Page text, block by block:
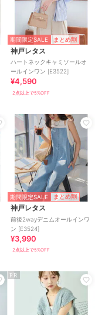
期間限定SALE まとめ割
神戸レタス
ハートネックキャミソールオ
ールインワン [E3522]
¥4,590
2点以上で5%OFF
期間限定SALE まとめ割
神戸レタス
前後2wayデニムオールインワ
ン [E3524]
¥3,990
2点以上で5%OFF
PR